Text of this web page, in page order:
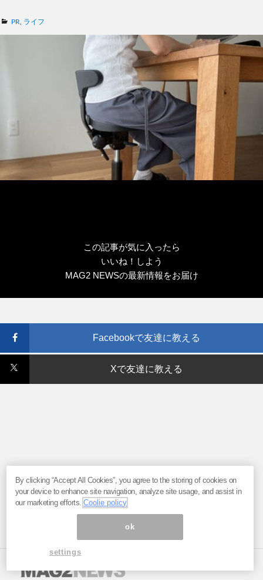
カ
PR, ライフ
この記事が気に入ったら
いいね！しよう
MAG2 NEWSの最新情報をお届け
Facebookで友達に教える
Xで友達に教える
By clicking “Accept All Cookies”, you agree to the storing of cookies on
your device to enhance site navigation, analyze site usage, and assist in
our marketing efforts.Coolie policy
ok
settings